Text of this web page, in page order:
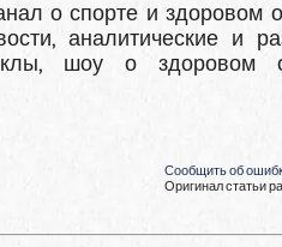
о спорте и здоровом
аналитические и
шоу о здоровом
Сообщить об
Оригинал статьи